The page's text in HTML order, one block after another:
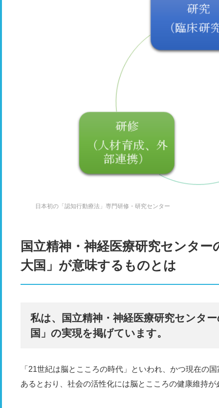
日本初の「認知行動療法」専門研修・研究センター
国立精神・神経医療研究センタ
大国」が意味するものとは
私は、国立精神・神経医療研究センタ
国」の実現を掲げています。
「21世紀は脳とこころの時代」といわれ、かつ現在の
あるとおり、社会の活性化には脳とこころの健康維持が